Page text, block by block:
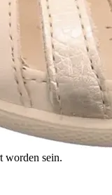
worden sein.